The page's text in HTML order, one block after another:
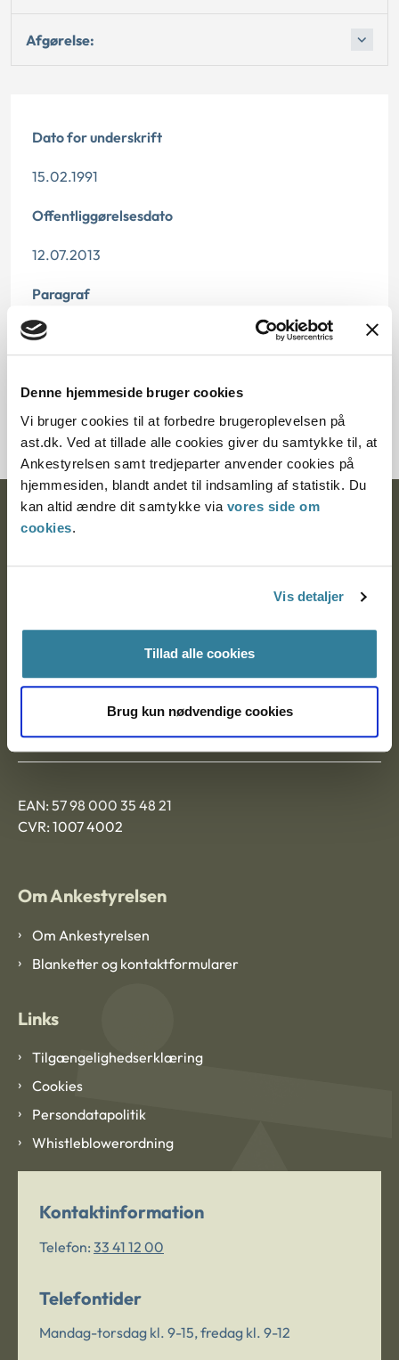
Denne hjemmeside bruger cookies
Vi bruger cookies til at forbedre brugeroplevelsen på
ast.dk. Ved at tillade alle cookies giver du samtykke til, at
Ankestyrelsen samt tredjeparter anvender cookies på
hjemmesiden, blandt andet til indsamling af statistik. Du
kan altid ændre dit samtykke via vores side om
cookies.
Vis detaljer
Tillad alle cookies
Brug kun nødvendige cookies
Afgørelse:
Dato for underskrift
15.02.1991
Offentliggørelsesdato
12.07.2013
Paragraf
§ 27 § 3 § 26 § 4
272-9890
Ankestyrelsen
Ankestyrelsen Aalborg
Ankestyrelsen København
EAN: 57 98 000 35 48 21
CVR: 1007 4002
Om Ankestyrelsen
Om Ankestyrelsen
Blanketter og kontaktformularer
Links
Tilgængelighedserklæring
Cookies
Persondatapolitik
Whistleblowerordning
Kontaktinformation
Telefon: 33 41 12 00
Telefontider
Mandag-torsdag kl. 9-15, fredag kl. 9-12